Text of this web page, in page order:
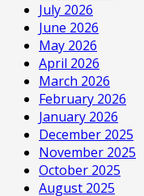
July 2026
June 2026
May 2026
April 2026
March 2026
February 2026
January 2026
December 2025
November 2025
October 2025
August 2025